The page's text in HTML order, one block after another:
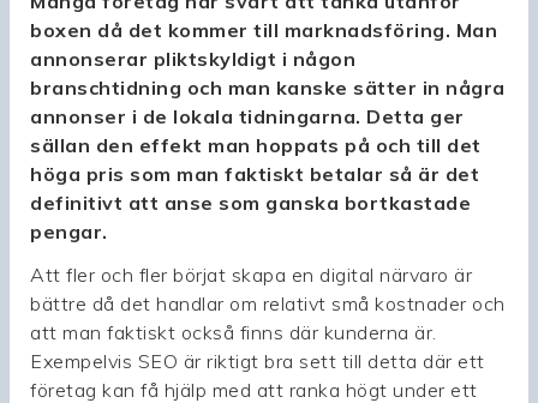
boxen då det kommer till marknadsföring. Man
annonserar pliktskyldigt i någon
branschtidning och man kanske sätter in några
annonser i de lokala tidningarna. Detta ger
sällan den effekt man hoppats på och till det
höga pris som man faktiskt betalar så är det
definitivt att anse som ganska bortkastade
pengar.
Att fler och fler börjat skapa en digital närvaro är
bättre då det handlar om relativt små kostnader och
att man faktiskt också finns där kunderna är.
Exempelvis SEO är riktigt bra sett till detta där ett
företag kan få hjälp med att ranka högt under ett